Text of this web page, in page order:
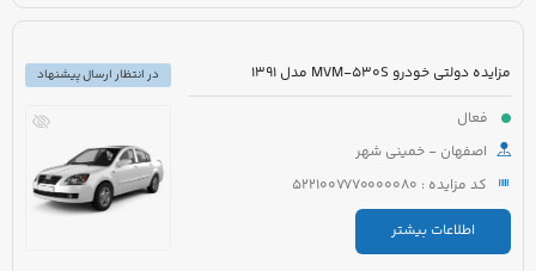
مزایده دولتی خودرو MVM-530S مدل 1391
فعال
اصفهان - خمینی شهر
کد مزایده : 5221007770000080
اطلاعات بیشتر
در انتظار ارسال پیشنهاد